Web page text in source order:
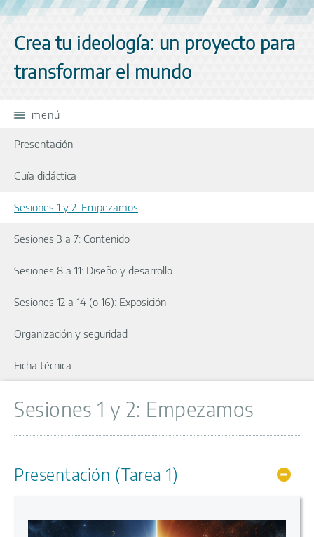
Crea tu ideología: un proyecto para
transformar el mundo
menú
Presentación
Guía didáctica
Sesiones 1 y 2: Empezamos
Sesiones 3 a 7: Contenido
Sesiones 8 a 11: Diseño y desarrollo
Sesiones 12 a 14 (o 16): Exposición
Organización y seguridad
Ficha técnica
Sesiones 1 y 2: Empezamos
Presentación (Tarea 1)